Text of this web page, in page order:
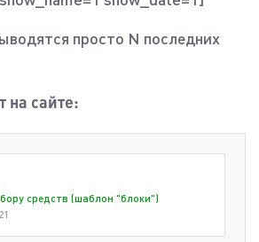
просто N последних
на сайте:
средств (шаблон "блоки")